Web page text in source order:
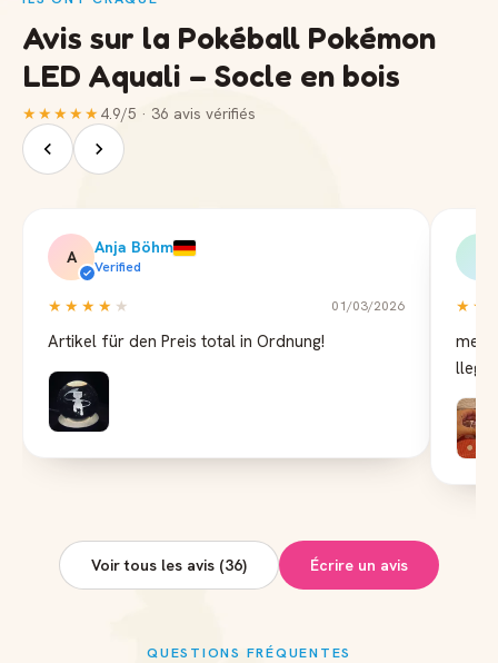
Avis sur la Pokéball Pokémon
LED Aquali – Socle en bois
★★★★★4.9/5 · 36 avis vérifiés
A Anja Böhm
Verified
★★★★ ★ 01/03/2026
Artikel für den Preis total in Ordnung!
me
Voir tous les avis (36) Écrire un avis
QUESTIONS FRÉQUENTES